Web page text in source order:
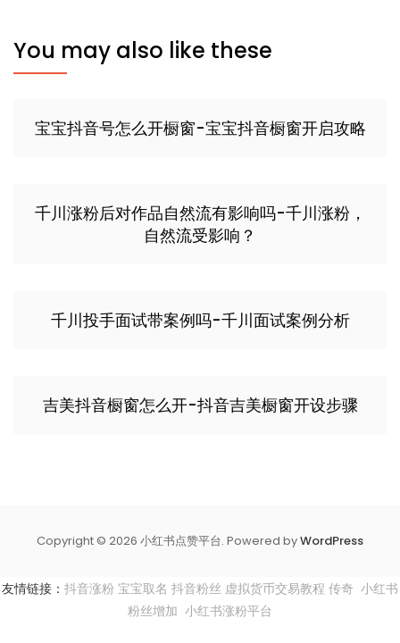
You may also like these
宝宝抖音号怎么开橱窗-宝宝抖音橱窗开启攻略
千川涨粉后对作品自然流有影响吗-千川涨粉，
自然流受影响？
千川投手面试带案例吗-千川面试案例分析
吉美抖音橱窗怎么开-抖音吉美橱窗开设步骤
Copyright © 2026 小红书点赞平台. Powered byWordPress
友情链接： 抖音涨粉 宝宝取名 抖音粉丝 虚拟货币交易教程 传奇 小红书
粉丝增加 小红书涨粉平台